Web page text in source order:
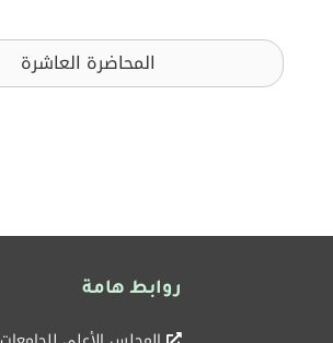
المحاضرة العاشرة
روابط هامة